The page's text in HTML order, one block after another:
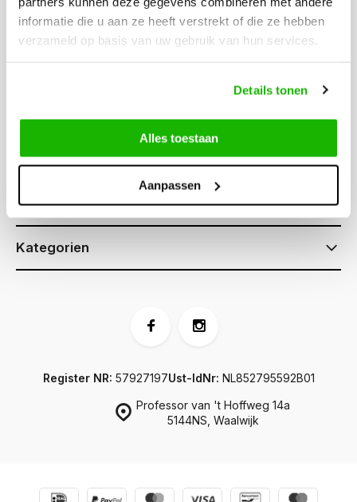
informatie die u aan ze heeft verstrekt of die ze hebben
verzameld op basis van uw gebruik van hun services.
Details tonen
Alles toestaan
Aanpassen
Rufen Sie an
0416-272223
Kundendienst
Informationen
Kategorien
Professor van 't Hoffweg 14a
5144NS, Waalwijk
Register NR: 57927197Ust-IdNr: NL852795592B01